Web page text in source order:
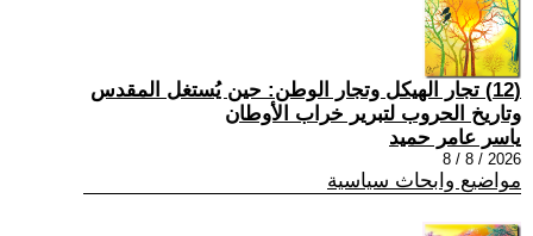
(12) تجار الهيكل وتجار الوطن: حين يُستغل المقدس
وتاريخ الحروب لتبرير خراب الأوطان
ياسر عامر حميد
2026 / 8 / 8
مواضيع وابحاث سياسية